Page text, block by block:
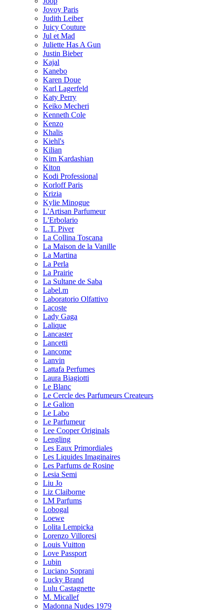
Jovoy Paris
Judith Leiber
Juicy Couture
Jul et Mad
Juliette Has A Gun
Justin Bieber
Kajal
Kanebo
Karen Doue
Karl Lagerfeld
Katy Perry
Keiko Mecheri
Kenneth Cole
Kenzo
Khalis
Kiehl's
Kilian
Kim Kardashian
Kiton
Kodi Professional
Korloff Paris
Krizia
Kylie Minogue
L'Artisan Parfumeur
L'Erbolario
L.T. Piver
La Collina Toscana
La Maison de la Vanille
La Martina
La Perla
La Prairie
La Sultane de Saba
Label.m
Laboratorio Olfattivo
Lacoste
Lady Gaga
Lalique
Lancaster
Lancetti
Lancome
Lanvin
Lattafa Perfumes
Laura Biagiotti
Le Blanc
Le Cercle des Parfumeurs Createurs
Le Galion
Le Labo
Le Parfumeur
Lee Cooper Originals
Lengling
Les Eaux Primordiales
Les Liquides Imaginaires
Les Parfums de Rosine
Lesia Semi
Liu Jo
Liz Claiborne
LM Parfums
Lobogal
Loewe
Lolita Lempicka
Lorenzo Villoresi
Louis Vuitton
Love Passport
Lubin
Luciano Soprani
Lucky Brand
Lulu Castagnette
M. Micallef
Madonna Nudes 1979